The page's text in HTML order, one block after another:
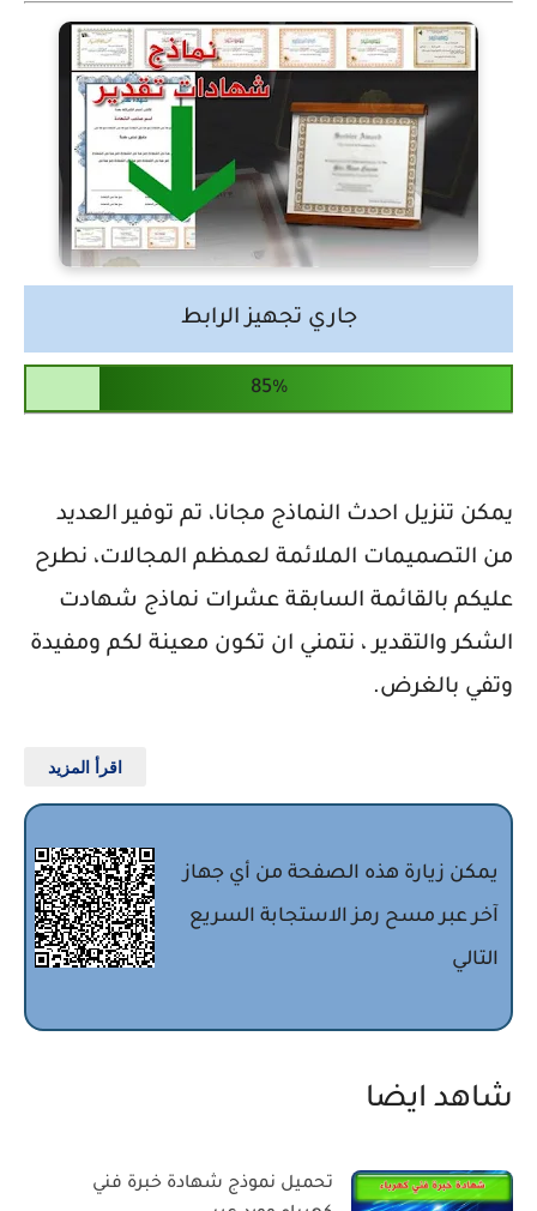
جاري تجهيز الرابط
يمكن تنزيل احدث النماذج مجانا، تم توفير العديد
من التصميمات الملائمة لعمظم المجالات، نطرح
عليكم بالقائمة السابقة عشرات نماذج شهادت
الشكر والتقدير ، نتمني ان تكون معينة لكم ومفيدة
وتفي بالغرض.
اقرأ المزيد
يمكن زيارة هذه الصفحة من أي جهاز
آخر عبر مسح رمز الاستجابة السريع
التالي
شاهد ايضا
تحميل نموذج شهادة خبرة فني